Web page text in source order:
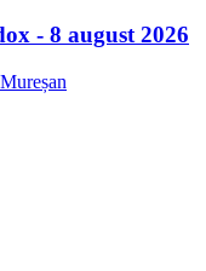
- 8 august 2026